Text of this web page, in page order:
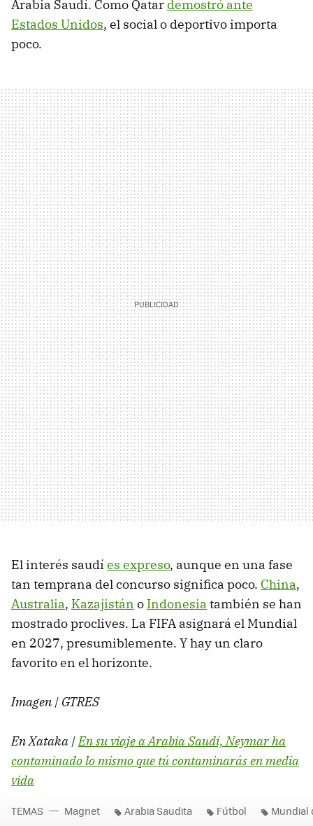
Arabia Saudí. Como Qatar demostró ante
Estados Unidos, el social o deportivo importa
poco.
El interés saudí es expreso, aunque en una fase
tan temprana del concurso significa poco. China,
Australia, Kazajistán o Indonesia también se han
mostrado proclives. La FIFA asignará el Mundial
en 2027, presumiblemente. Y hay un claro
favorito en el horizonte.
Imagen | GTRES
En Xataka |En su viaje a Arabia Saudí, Neymar ha
contaminado lo mismo que tú contaminarás en media
vida
TEMAS Magnet Arabia Saudita Fútbol Mundial